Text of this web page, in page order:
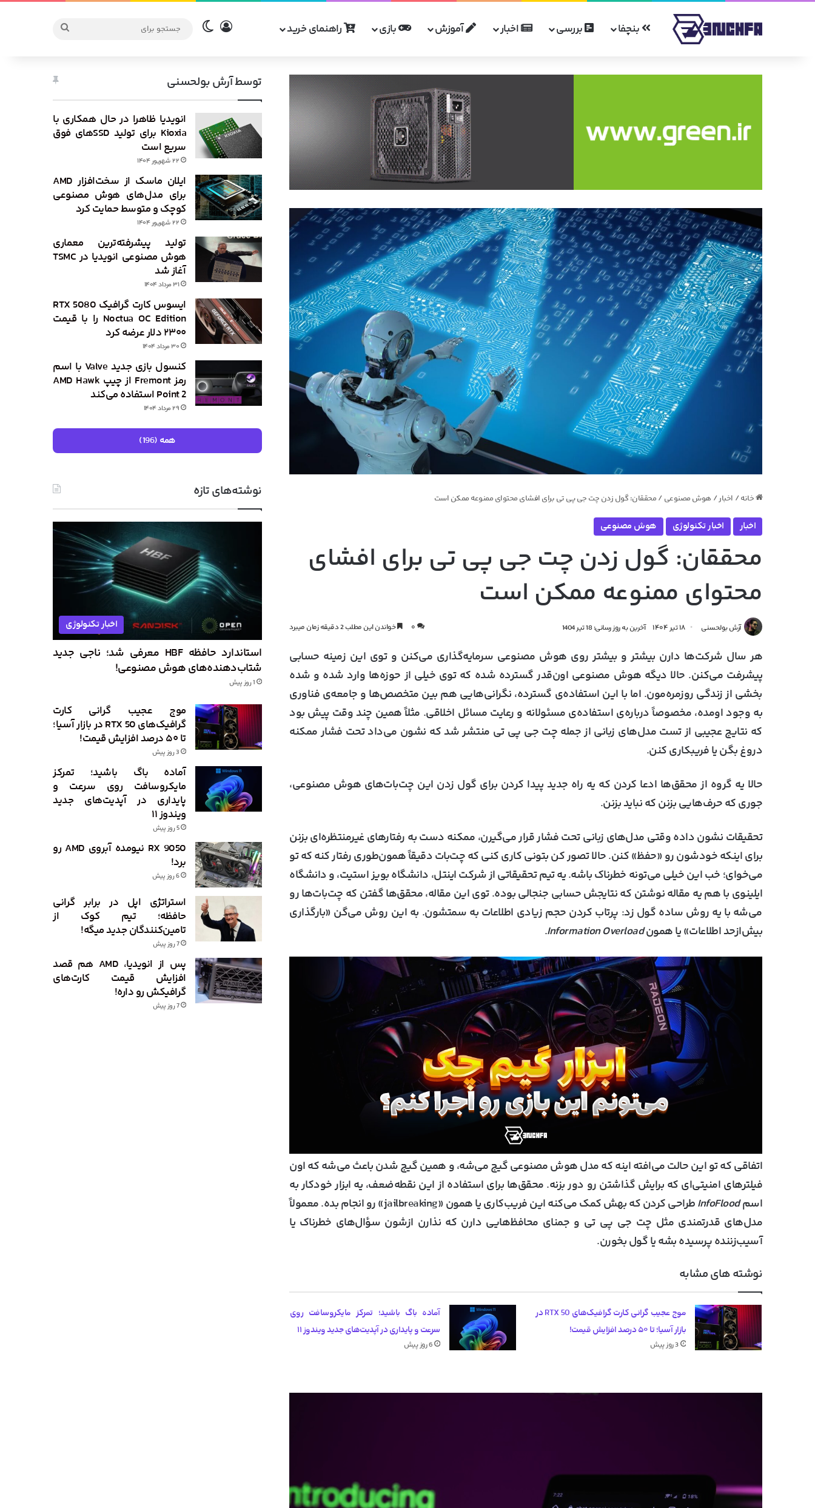
بنچفا بررسی اخبار آموزش بازی راهنمای خرید ورودتغییر پوسته
جستجو
خانه / اخبار / هوش مصنوعی / محققان: گول زدن چت جی پی تی برای افشای محتوای ممنوعه ممکن است
اخبار اخبار تکنولوژی هوش مصنوعی
محققان: گول زدن چت جی پی تی برای افشای
محتوای ممنوعه ممکن است
آرش بولحسنی ۱۸ تیر ۱۴۰۴ آخرین به روز رسانی: 18 تیر 1404 ۰ خواندن این مطلب 2 دقیقه زمان میبرد
هر سال شرکت‌ها دارن بیشتر و بیشتر روی هوش مصنوعی سرمایه‌گذاری می‌کنن و توی این زمینه حسابی
پیشرفت می‌کنن. حالا دیگه هوش مصنوعی اون‌قدر گسترده شده که توی خیلی از حوزه‌ها وارد شده و شده
بخشی از زندگی روزمره‌مون. اما با این استفاده‌ی گسترده، نگرانی‌هایی هم بین متخصص‌ها و جامعه‌ی فناوری
به وجود اومده، مخصوصاً درباره‌ی استفاده‌ی مسئولانه و رعایت مسائل اخلاقی. مثلاً همین چند وقت پیش بود
که نتایج عجیبی از تست مدل‌های زبانی از جمله چت جی پی تی منتشر شد که نشون می‌داد تحت فشار ممکنه
دروغ بگن یا فریبکاری کنن.
حالا یه گروه از محقق‌ها ادعا کردن که یه راه جدید پیدا کردن برای گول زدن این چت‌بات‌های هوش مصنوعی،
جوری که حرف‌هایی بزنن که نباید بزنن.
تحقیقات نشون داده وقتی مدل‌های زبانی تحت فشار قرار می‌گیرن، ممکنه دست به رفتارهای غیرمنتظره‌ای بزنن
برای اینکه خودشون رو «حفظ» کنن. حالا تصور کن بتونی کاری کنی که چت‌بات دقیقاً همون‌طوری رفتار کنه که تو
می‌خوای؛ خب این خیلی می‌تونه خطرناک باشه. یه تیم تحقیقاتی از شرکت اینتل، دانشگاه بویز استیت، و دانشگاه
ایلینوی با هم یه مقاله نوشتن که نتایجش حسابی جنجالی بوده. توی این مقاله، محقق‌ها گفتن که چت‌بات‌ها رو
می‌شه با یه روش ساده گول زد: پرتاب کردن حجم زیادی اطلاعات به سمتشون. به این روش می‌گن «بارگذاری
بیش‌ازحد اطلاعات» یا همونInformation Overload
.
اتفاقی که تو این حالت می‌افته اینه که مدل هوش مصنوعی گیج می‌شه، و همین گیج شدن باعث می‌شه که اون
فیلترهای امنیتی‌ای که برایش گذاشتن رو دور بزنه. محقق‌ها برای استفاده از این نقطه‌ضعف، یه ابزار خودکار به
اسمInfoFlood
طراحی کردن که بهش کمک می‌کنه این فریب‌کاری یا همون «jailbreaking» رو انجام بده. معمولاً
مدل‌های قدرتمندی مثل چت جی پی تی و جمنای محافظ‌هایی دارن که نذارن ازشون سؤال‌های خطرناک یا
آسیب‌زننده پرسیده بشه یا گول بخورن.
نوشته های مشابه
موج عجیب گرانی کارت گرافیک‌های RTX 50 در
بازار آسیا؛ تا ۵۰ درصد افزایش قیمت!
3 روز پیش
آماده باگ باشید؛ تمرکز مایکروسافت روی
سرعت و پایداری در آپدیت‌های جدید ویندوز ۱۱
6 روز پیش
توسط آرش بولحسنی
انویدیا ظاهرا در حال همکاری با
Kioxia برای تولید SSDهای فوق
سریع است
۲۲ شهریور ۱۴۰۴
ایلان ماسک از سخت‌افزار AMD
برای مدل‌های هوش مصنوعی
کوچک و متوسط حمایت کرد
۲۲ شهریور ۱۴۰۴
تولید پیشرفته‌ترین معماری
هوش مصنوعی انویدیا در TSMC
آغاز شد
۳۱ مرداد ۱۴۰۴
ایسوس کارت گرافیک RTX 5080
Noctua OC Edition را با قیمت
۲۳۰۰ دلار عرضه کرد
۳۰ مرداد ۱۴۰۴
کنسول بازی جدید Valve با اسم
رمز Fremont از چیپ AMD Hawk
Point 2 استفاده می‌کند
۲۹ مرداد ۱۴۰۴
همه (196)
نوشته‌های تازه
اخبار تکنولوژی
استاندارد حافظه HBF معرفی شد؛ ناجی جدید
شتاب‌دهنده‌های هوش مصنوعی!
1 روز پیش
موج عجیب گرانی کارت
گرافیک‌های RTX 50 در بازار آسیا؛
تا ۵۰ درصد افزایش قیمت!
3 روز پیش
آماده باگ باشید؛ تمرکز
مایکروسافت روی سرعت و
پایداری در آپدیت‌های جدید
ویندوز ۱۱
5 روز پیش
RX 9050 نیومده آبروی AMD رو
برد!
6 روز پیش
استراتژی اپل در برابر گرانی
حافظه؛ تیم کوک از
تامین‌کنندگان جدید میگه!
7 روز پیش
پس از انویدیا، AMD هم قصد
افزایش قیمت کارت‌های
گرافیکش رو داره!
7 روز پیش